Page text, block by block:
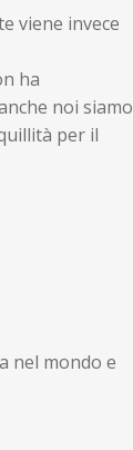
viene invece
ha
noi siamo
per il
nel mondo e